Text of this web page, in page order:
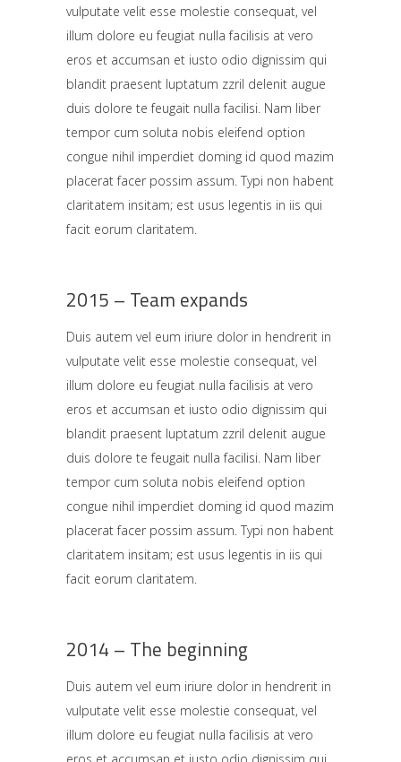
vulputate velit esse molestie consequat, vel
illum dolore eu feugiat nulla facilisis at vero
eros et accumsan et iusto odio dignissim qui
blandit praesent luptatum zzril delenit augue
duis dolore te feugait nulla facilisi. Nam liber
tempor cum soluta nobis eleifend option
congue nihil imperdiet doming id quod mazim
placerat facer possim assum. Typi non habent
claritatem insitam; est usus legentis in iis qui
facit eorum claritatem.
2015 – Team expands
Duis autem vel eum iriure dolor in hendrerit in
vulputate velit esse molestie consequat, vel
illum dolore eu feugiat nulla facilisis at vero
eros et accumsan et iusto odio dignissim qui
blandit praesent luptatum zzril delenit augue
duis dolore te feugait nulla facilisi. Nam liber
tempor cum soluta nobis eleifend option
congue nihil imperdiet doming id quod mazim
placerat facer possim assum. Typi non habent
claritatem insitam; est usus legentis in iis qui
facit eorum claritatem.
2014 – The beginning
Duis autem vel eum iriure dolor in hendrerit in
vulputate velit esse molestie consequat, vel
illum dolore eu feugiat nulla facilisis at vero